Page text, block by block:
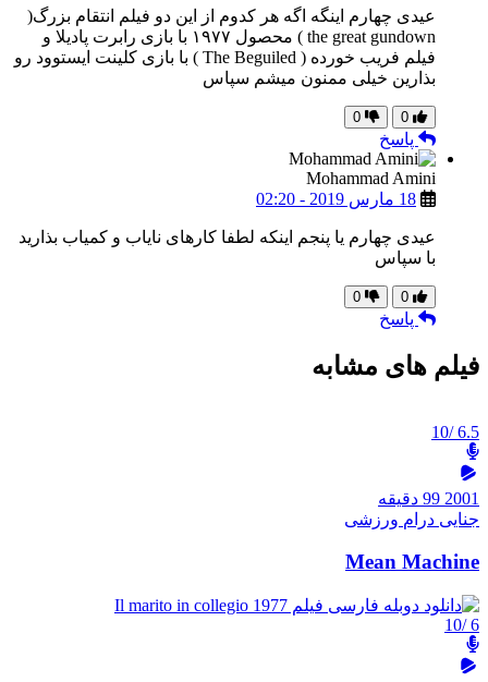
عیدی چهارم اینگه اگه هر کدوم از این دو فیلم انتقام بزرگ(
the great gundown ) محصول ۱۹۷۷ با بازی رابرت پادیلا و
فیلم فریب خورده ( The Beguiled ) با بازی کلینت ایستوود رو
بذارین خیلی ممنون میشم سپاس
0
0
پاسخ
Mohammad Amini
18 مارس 2019 - 02:20
عیدی چهارم یا پنجم اینکه لطفا کارهای نایاب و کمیاب بذارید
با سپاس
0
0
پاسخ
فیلم های مشابه
6.5
/10
2001 99 دقیقه
جنایی درام ورزشی
Mean Machine
6
/10